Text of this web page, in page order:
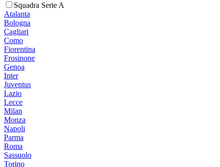
Squadra Serie A
Atalanta
Bologna
Cagliari
Como
Fiorentina
Frosinone
Genoa
Inter
Juventus
Lazio
Lecce
Milan
Monza
Napoli
Parma
Roma
Sassuolo
Torino